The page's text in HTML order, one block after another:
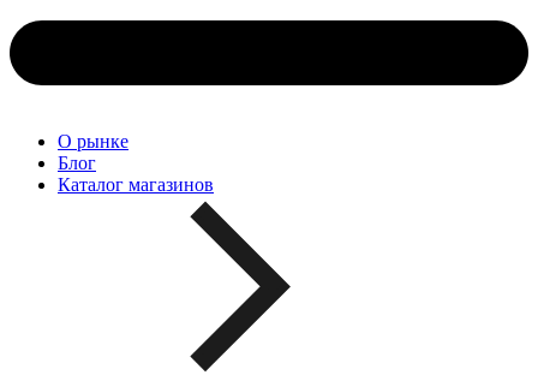
О рынке
Блог
Каталог магазинов